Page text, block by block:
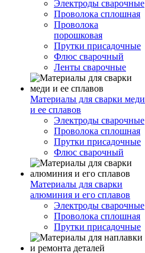
Электроды сварочные
Проволока сплошная
Проволока
порошковая
Прутки присадочные
Флюс сварочный
Ленты сварочные
Материалы для сварки меди
и ее сплавов
Электроды сварочные
Проволока сплошная
Прутки присадочные
Флюс сварочный
Материалы для сварки
алюминия и его сплавов
Электроды сварочные
Проволока сплошная
Прутки присадочные